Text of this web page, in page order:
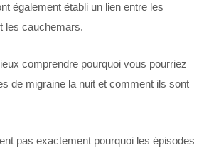
également établi un lien entre les
les cauchemars.
comprendre pourquoi vous pourriez
de migraine la nuit et comment ils sont
pas exactement pourquoi les épisodes